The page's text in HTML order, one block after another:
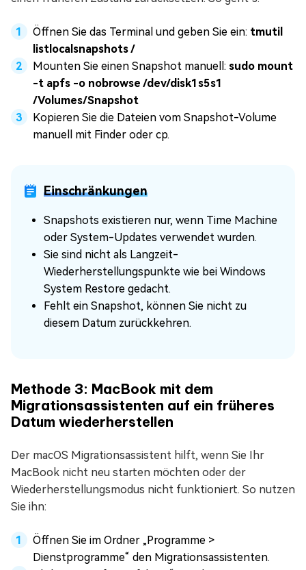
Öffnen Sie das Terminal und geben Sie ein: tmutil
listlocalsnapshots /
Mounten Sie einen Snapshot manuell: sudo mount
-t apfs -o nobrowse /dev/disk1s5s1
/Volumes/Snapshot
Kopieren Sie die Dateien vom Snapshot-Volume
manuell mit Finder oder cp.
Einschränkungen
Snapshots existieren nur, wenn Time Machine
oder System-Updates verwendet wurden.
Sie sind nicht als Langzeit-
Wiederherstellungspunkte wie bei Windows
System Restore gedacht.
Fehlt ein Snapshot, können Sie nicht zu
diesem Datum zurückkehren.
Methode 3: MacBook mit dem
Migrationsassistenten auf ein früheres
Datum wiederherstellen
Der macOS Migrationsassistent hilft, wenn Sie Ihr
MacBook nicht neu starten möchten oder der
Wiederherstellungsmodus nicht funktioniert. So nutzen
Sie ihn:
Öffnen Sie im Ordner „Programme >
Dienstprogramme“ den Migrationsassistenten.